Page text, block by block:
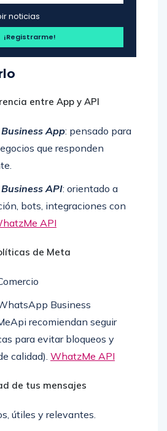
noticias
entre App y API
App: pensado para
que responden
API: orientado a
bots, integraciones con
API
de Meta
Business
recomiendan seguir
para evitar bloqueos y
calidad). WhatzMe API
de tus mensajes
útiles y relevantes.